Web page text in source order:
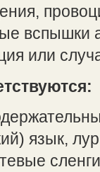
вспышки
или
язык,